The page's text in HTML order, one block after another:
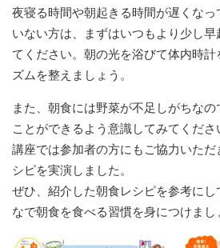
夜寝る時間や朝起きる時間が遅くなっ
いない方は、まずはいつもより少し
てください。朝の光を浴びて体内時計
ズムを整えましょう。
また、朝食には野菜が不足しがちな
ことができるよう意識してみてくださ
講座では参加者の方にもご協力いただ
シピを実演しました。
ぜひ、紹介した朝食レシピを参考に
なで朝食を食べる習慣を身につけまし